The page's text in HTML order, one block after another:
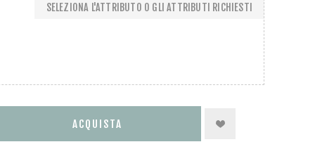
SELEZIONA L'ATTRIBUTO O GLI ATTRIBUTI RICHIESTI